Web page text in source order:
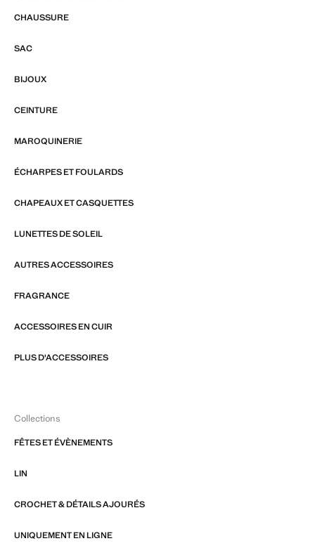
CHAUSSURE
SAC
BIJOUX
CEINTURE
MAROQUINERIE
ÉCHARPES ET FOULARDS
CHAPEAUX ET CASQUETTES
LUNETTES DE SOLEIL
AUTRES ACCESSOIRES
FRAGRANCE
ACCESSOIRES EN CUIR
PLUS D'ACCESSOIRES
Collections
FÊTES ET ÉVÈNEMENTS
LIN
CROCHET & DÉTAILS AJOURÉS
UNIQUEMENT EN LIGNE